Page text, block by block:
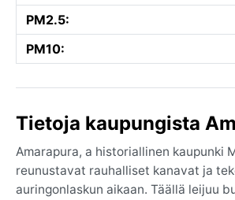
PM2.5:
PM10:
Tietoja kaupungista
Amarapura, a historiallinen kaupunki
reunustavat rauhalliset kanavat ja
auringonlaskun aikaan. Täällä leijuu